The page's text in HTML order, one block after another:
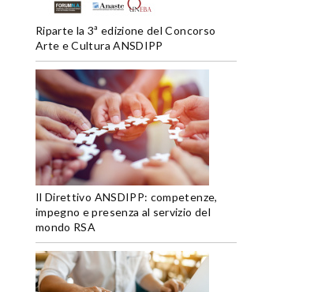
Riparte la 3ª edizione del Concorso
Arte e Cultura ANSDIPP
Il Direttivo ANSDIPP: competenze,
impegno e presenza al servizio del
mondo RSA